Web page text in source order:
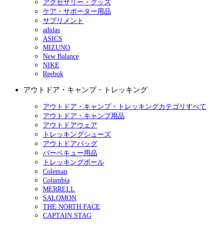
アクセサリー・グッズ
ケア・サポーター用品
サプリメント
adidas
ASICS
MIZUNO
New Balance
NIKE
Reebok
アウトドア・キャンプ・トレッキング
アウトドア・キャンプ・トレッキングカテゴリすべて
アウトドア・キャンプ用品
アウトドアウェア
トレッキングシューズ
アウトドアバッグ
バーベキュー用品
トレッキングポール
Coleman
Columbia
MERRELL
SALOMON
THE NORTH FACE
CAPTAIN STAG